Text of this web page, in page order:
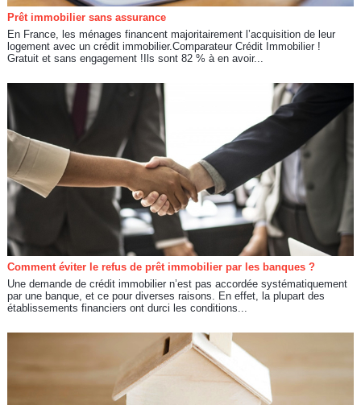
Prêt immobilier sans assurance
En France, les ménages financent majoritairement l’acquisition de leur
logement avec un crédit immobilier.Comparateur Crédit Immobilier !
Gratuit et sans engagement !Ils sont 82 % à en avoir...
Comment éviter le refus de prêt immobilier par les banques ?
Une demande de crédit immobilier n’est pas accordée systématiquement
par une banque, et ce pour diverses raisons. En effet, la plupart des
établissements financiers ont durci les conditions...